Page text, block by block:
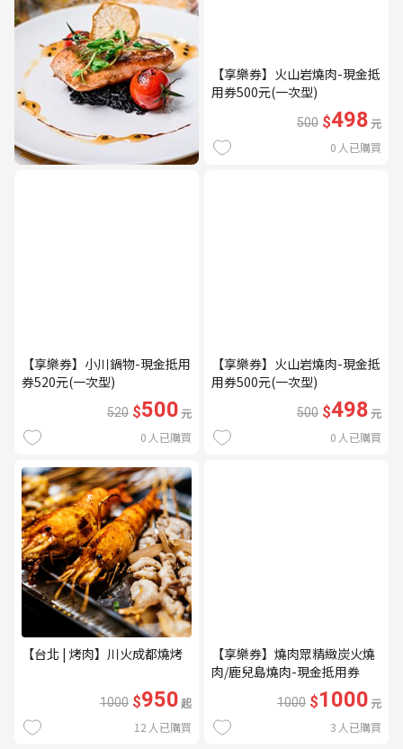
【享樂券】火山岩燒肉-現金抵
用券500元(一次型)
500 $498元
0 人已購買
【享樂券】小川鍋物-現金抵用
券520元(一次型)
520 $500元
0 人已購買
【享樂券】火山岩燒肉-現金抵
用券500元(一次型)
500 $498元
0 人已購買
【台北 | 烤肉】川火成都燒烤
1000 $950起
12 人已購買
【享樂券】燒肉眾精緻炭火燒
肉/鹿兒島燒肉-現金抵用券
1000 $1000元
3 人已購買